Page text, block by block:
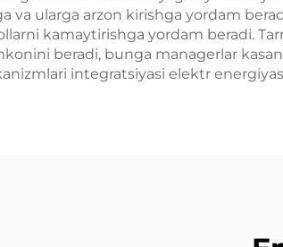
va ularga arzon kirishga yordam
kamaytirishga yordam beradi.
beradi, bunga managerlar
integratsiyasi elektr